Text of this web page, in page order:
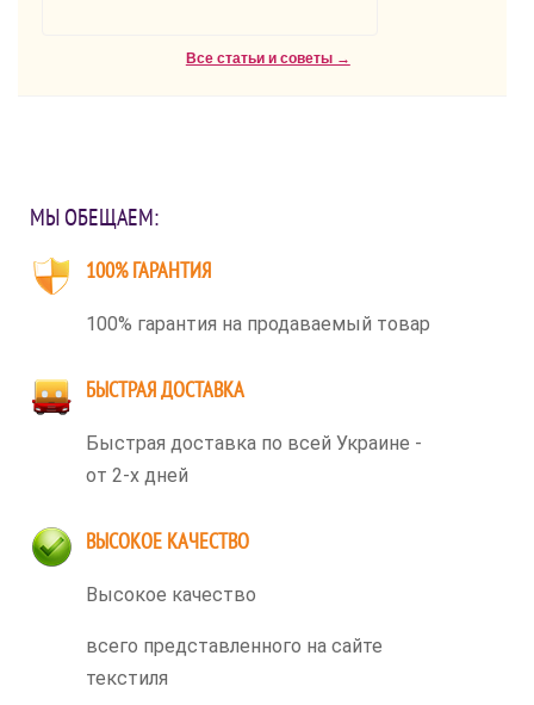
Все статьи и советы →
МЫ ОБЕЩАЕМ:
100% ГАРАНТИЯ
100% гарантия на продаваемый товар
БЫСТРАЯ ДОСТАВКА
Быстрая доставка по всей Украине -
от 2-х дней
ВЫСОКОЕ КАЧЕСТВО
Высокое качество
всего представленного на сайте
текстиля